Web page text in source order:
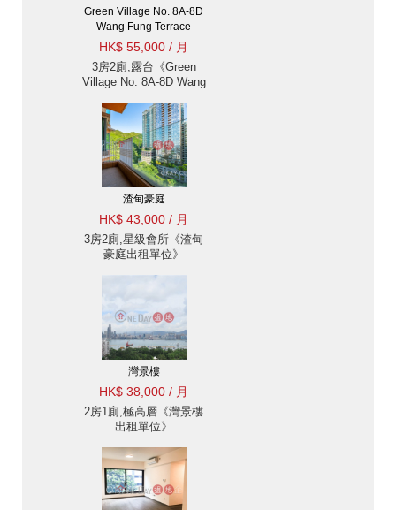
Green Village No. 8A-8D
Wang Fung Terrace
HK$ 55,000 / 月
3房2廁,露台《Green
Village No. 8A-8D Wang
渣甸豪庭
HK$ 43,000 / 月
3房2廁,星級會所《渣甸
豪庭出租單位》
灣景樓
HK$ 38,000 / 月
2房1廁,極高層《灣景樓
出租單位》